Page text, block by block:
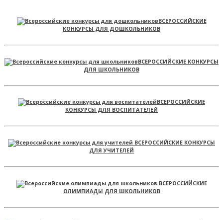
ВСЕРОССИЙСКИЕ
КОНКУРСЫ ДЛЯ ДОШКОЛЬНИКОВ
ВСЕРОССИЙСКИЕ КОНКУРСЫ
ДЛЯ ШКОЛЬНИКОВ
ВСЕРОССИЙСКИЕ
КОНКУРСЫ ДЛЯ ВОСПИТАТЕЛЕЙ
ВСЕРОССИЙСКИЕ КОНКУРСЫ
ДЛЯ УЧИТЕЛЕЙ
ВСЕРОССИЙСКИЕ
ОЛИМПИАДЫ ДЛЯ ШКОЛЬНИКОВ